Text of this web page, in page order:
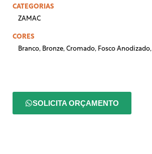
CATEGORIAS
ZAMAC
CORES
Branco, Bronze, Cromado, Fosco Anodizado,
SOLICITA ORÇAMENTO